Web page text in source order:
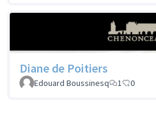
Diane de Poitiers
Edouard Boussinesq 1 0